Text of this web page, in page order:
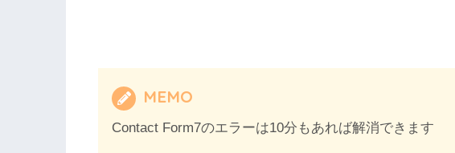
MEMO
Contact Form7のエラーは10分もあれば解消できます